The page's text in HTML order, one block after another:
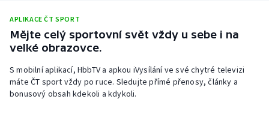
Short track
Sportovní střelba
Stolní tenis
APLIKACE ČT SPORT
Mějte celý sportovní svět vždy u sebe i na
velké obrazovce.
S mobilní aplikací, HbbTV a apkou iVysílání ve své chytré televizi
máte ČT sport vždy po ruce. Sledujte přímé přenosy, články a
bonusový obsah kdekoli a kdykoli.